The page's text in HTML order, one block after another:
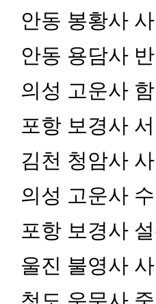
안동 봉황사
안동 용담사
의성 고운사
포항 보경사
김천 청암사
의성 고운사
포항 보경사
울진 불영사